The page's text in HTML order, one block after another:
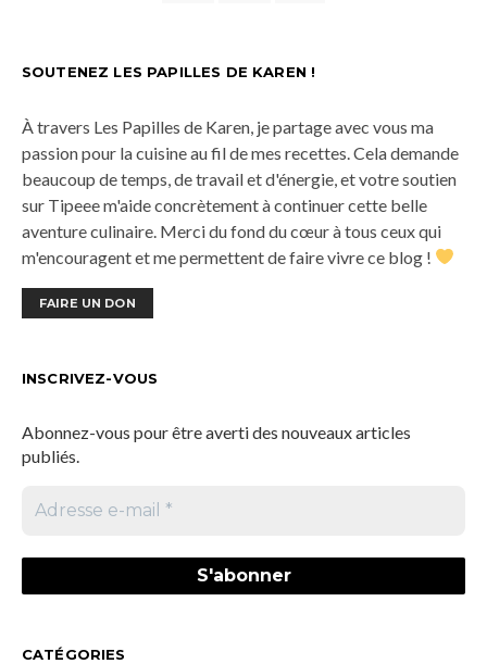
SOUTENEZ LES PAPILLES DE KAREN !
À travers Les Papilles de Karen, je partage avec vous ma
passion pour la cuisine au fil de mes recettes. Cela demande
beaucoup de temps, de travail et d'énergie, et votre soutien
sur Tipeee m'aide concrètement à continuer cette belle
aventure culinaire. Merci du fond du cœur à tous ceux qui
m'encouragent et me permettent de faire vivre ce blog !
FAIRE UN DON
INSCRIVEZ-VOUS
Abonnez-vous pour être averti des nouveaux articles
publiés.
CATÉGORIES